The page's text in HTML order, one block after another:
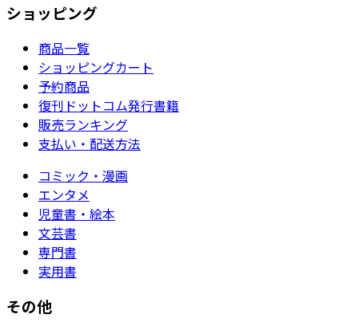
ショッピング
商品一覧
ショッピングカート
予約商品
復刊ドットコム発行書籍
販売ランキング
支払い・配送方法
コミック・漫画
エンタメ
児童書・絵本
文芸書
専門書
実用書
その他